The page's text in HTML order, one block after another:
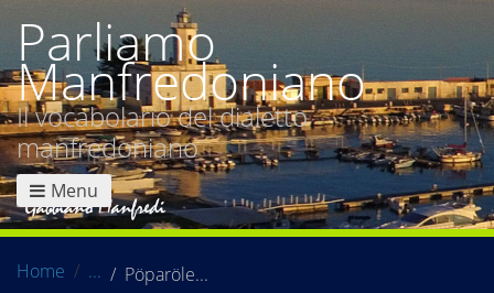
Parliamo
Manfredoniano
Il vocabolario del dialetto
manfredoniano
Menu
Home Pöparöle